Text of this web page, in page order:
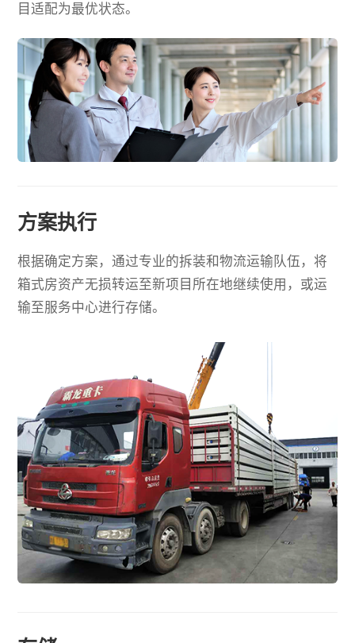
目适配为最优状态。
方案执行
根据确定方案，通过专业的拆装和物流运输队伍，将
箱式房资产无损转运至新项目所在地继续使用，或运
输至服务中心进行存储。